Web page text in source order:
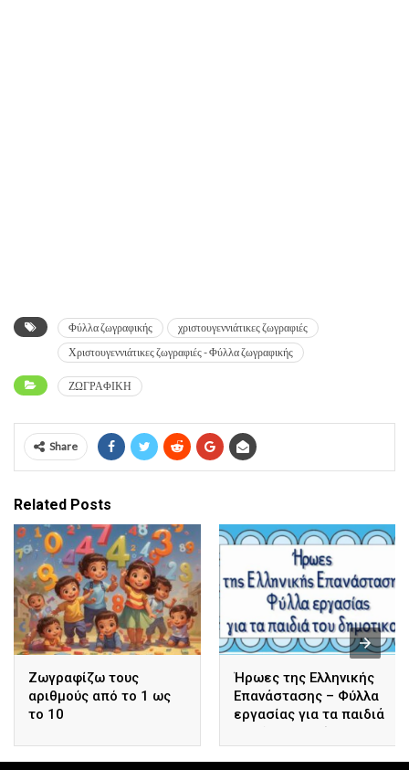
Φύλλα ζωγραφικής
χριστουγεννιάτικες ζωγραφιές
Χριστουγεννιάτικες ζωγραφιές - Φύλλα ζωγραφικής
ΖΩΓΡΑΦΙΚΗ
Share
Related Posts
Ζωγραφίζω τους
αριθμούς από το 1 ως
το 10
Ήρωες της Ελληνικής
Επανάστασης – Φύλλα
εργασίας για τα παιδιά
του δημοτικού